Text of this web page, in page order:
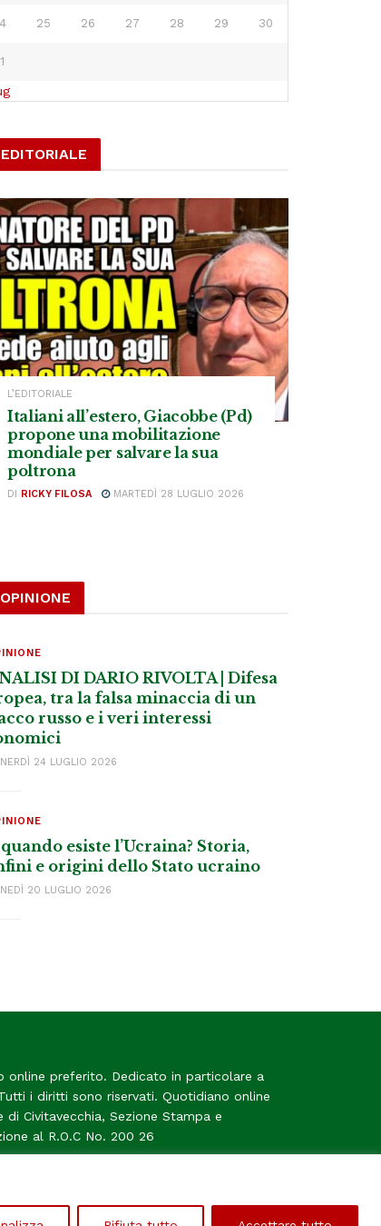
25 26 27 28 29 30
L’EDITORIALE
Italiani all’estero, Giacobbe (Pd)
propone una mobilitazione
mondiale per salvare la sua
poltrona
DI RICKY FILOSA MARTEDÌ 28 LUGLIO 2026
DI DARIO RIVOLTA | Difesa
tra la falsa minaccia di un
russo e i veri interessi
24 LUGLIO 2026
esiste l’Ucraina? Storia,
e origini dello Stato ucraino
20 LUGLIO 2026
online preferito. Dedicato in particolare a
i diritti sono riservati. Quotidiano online
Civitavecchia, Sezione Stampa e
al R.O.C No. 200 26